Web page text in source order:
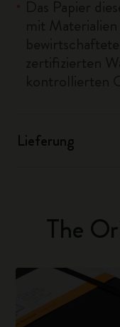
Lieferung
The